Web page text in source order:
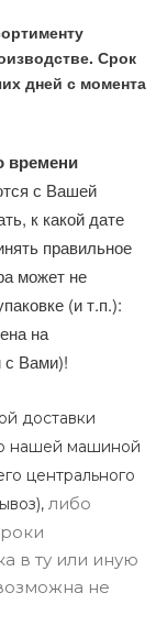
Срок
дней с момента
времени
с Вашей
к какой дате
правильное
может не
(и т.п.):
на
с Вами)!
доставки
нашей машиной
центрального
либо
в ту или иную
не